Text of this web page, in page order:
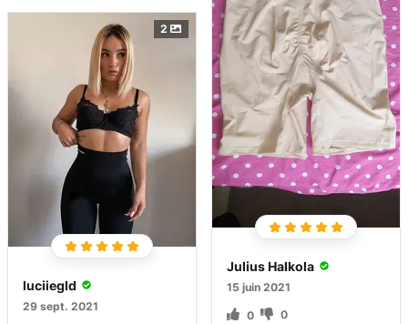
Julius Halkola
15 juin 2021
0 0
2
luciiegld
29 sept. 2021